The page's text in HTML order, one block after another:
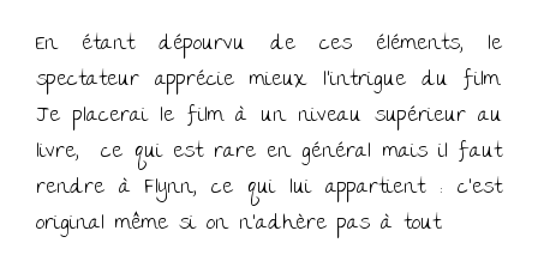
En étant dépourvu de ces éléments, le
spectateur apprécie mieux l’intrigue du film.
Je placerai le film à un niveau supérieur au
livre, ce qui est rare en général mais il faut
rendre à Flynn, ce qui lui appartient : c’est
original même si on n’adhère pas à tout.